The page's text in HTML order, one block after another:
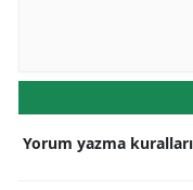
Yorum yazma